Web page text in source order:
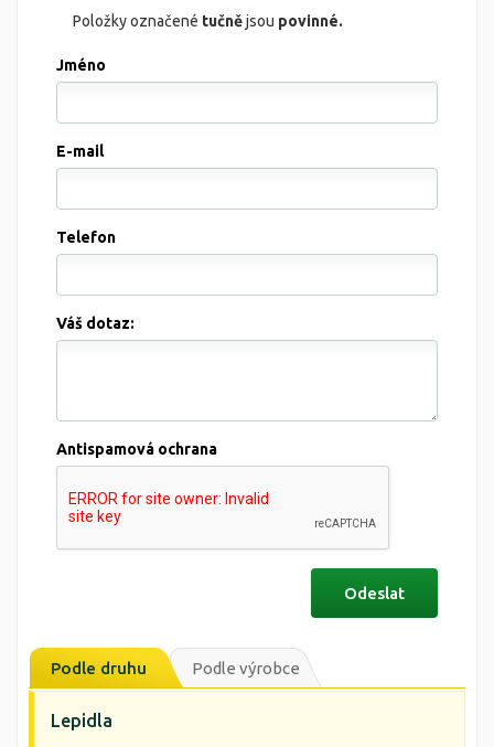
Položky označené tučnějsou povinné.
Jméno
E-mail
Telefon
Váš dotaz:
Antispamová ochrana
Podle druhu Podle výrobce
Lepidla